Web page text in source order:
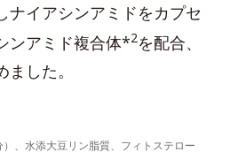
ナイアシンアミドをカプセ
ンアミド複合体*2を配合、
した。
、水添大豆リン脂質、フィトステロー